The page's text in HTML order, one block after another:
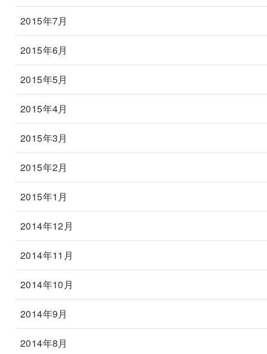
2015年7月
2015年6月
2015年5月
2015年4月
2015年3月
2015年2月
2015年1月
2014年12月
2014年11月
2014年10月
2014年9月
2014年8月